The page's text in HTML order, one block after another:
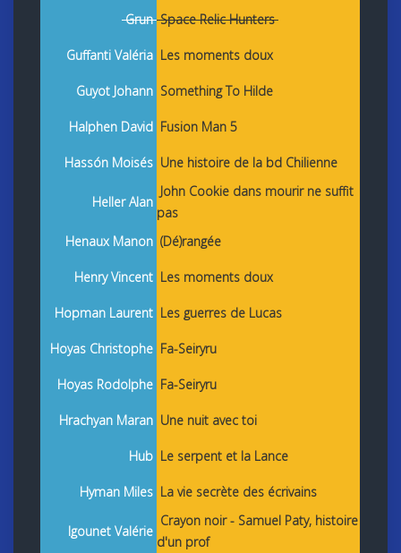
GrunSpace Relic Hunters
Guffanti Valéria Les moments doux
Guyot Johann Something To Hilde
Halphen David Fusion Man 5
Hassón Moisés Une histoire de la bd Chilienne
Heller Alan
John Cookie dans mourir ne suffit
pas
Henaux Manon (Dé)rangée
Henry Vincent Les moments doux
Hopman Laurent Les guerres de Lucas
Hoyas Christophe Fa-Seiryru
Hoyas Rodolphe Fa-Seiryru
Hrachyan Maran Une nuit avec toi
Hub Le serpent et la Lance
Hyman Miles La vie secrète des écrivains
Igounet Valérie
Crayon noir - Samuel Paty, histoire
d'un prof